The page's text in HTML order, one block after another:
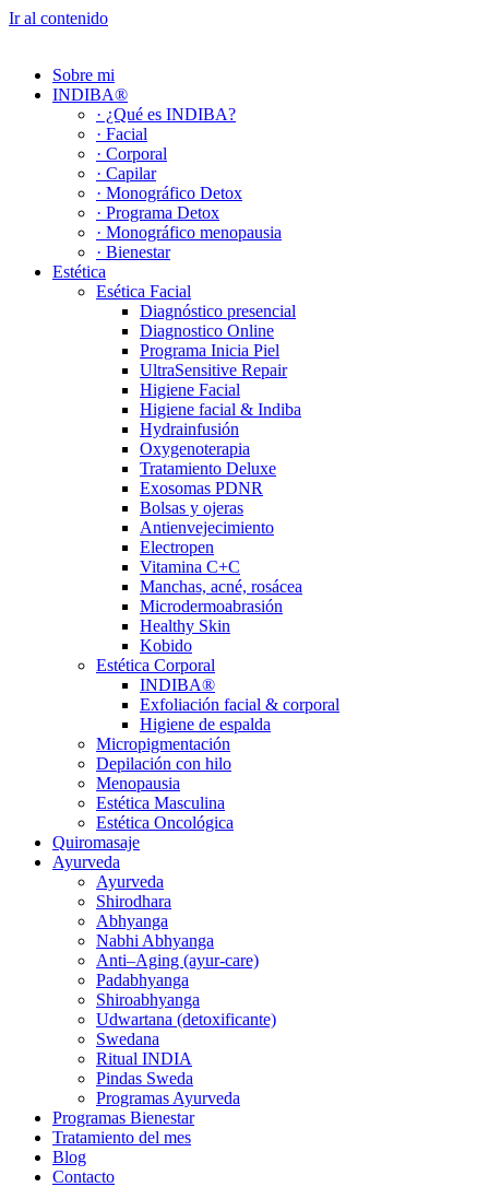
Ir al contenido
Sobre mi
INDIBA®
· ¿Qué es INDIBA?
· Facial
· Corporal
· Capilar
· Monográfico Detox
· Programa Detox
· Monográfico menopausia
· Bienestar
Estética
Esética Facial
Diagnóstico presencial
Diagnostico Online
Programa Inicia Piel
UltraSensitive Repair
Higiene Facial
Higiene facial & Indiba
Hydrainfusión
Oxygenoterapia
Tratamiento Deluxe
Exosomas PDNR
Bolsas y ojeras
Antienvejecimiento
Electropen
Vitamina C+C
Manchas, acné, rosácea
Microdermoabrasión
Healthy Skin
Kobido
Estética Corporal
INDIBA®
Exfoliación facial & corporal
Higiene de espalda
Micropigmentación
Depilación con hilo
Menopausia
Estética Masculina
Estética Oncológica
Quiromasaje
Ayurveda
Ayurveda
Shirodhara
Abhyanga
Nabhi Abhyanga
Anti–Aging (ayur-care)
Padabhyanga
Shiroabhyanga
Udwartana (detoxificante)
Swedana
Ritual INDIA
Pindas Sweda
Programas Ayurveda
Programas Bienestar
Tratamiento del mes
Blog
Contacto